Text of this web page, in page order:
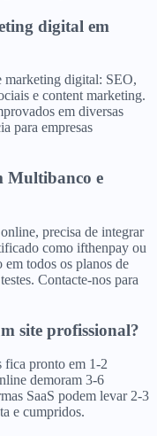
digital em
marketing digital: SEO,
e content marketing.
em diversas
para empresas
Multibanco e
precisa de integrar
como ifthenpay ou
todos os planos de
Contacte-nos para
site profissional?
fica pronto em 1-2
demoram 3-6
SaaS podem levar 2-3
e cumpridos.